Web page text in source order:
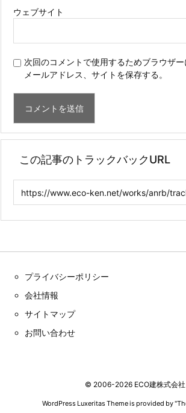
ウェブサイト
次回のコメントで使用するためブラウザー
メールアドレス、サイトを保存する。
この記事のトラックバックURL
プライバシーポリシー
会社情報
サイトマップ
お問い合わせ
© 2006-2026 ECO建株式会社
WordPress Luxeritas Theme is provided by "